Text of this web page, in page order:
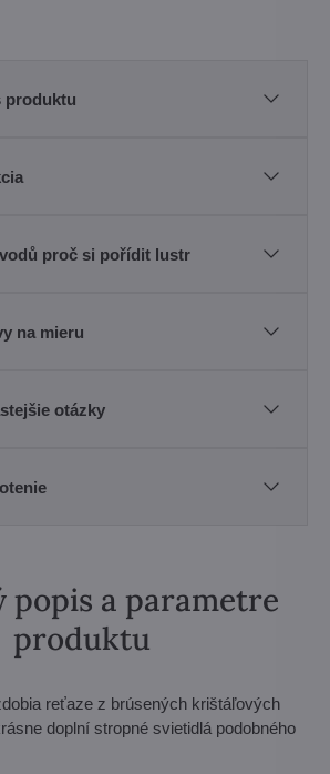
produktu
proč si pořídit lustr
na mieru
otázky
popis a parametre
produktu
reťaze z brúsených krištáľových
doplní stropné svietidlá podobného